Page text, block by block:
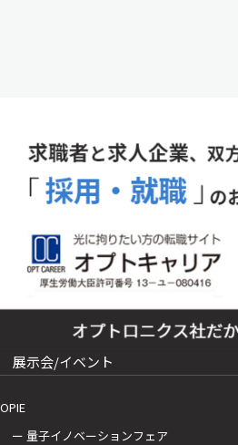
展示会/イベント
OPIE
ー 量子イノベーションフェア